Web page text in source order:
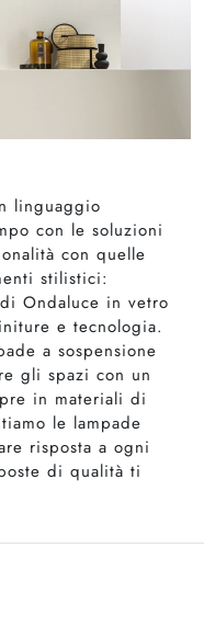
linguaggio
con le soluzioni
con quelle
stilistici:
Ondaluce in vetro
e tecnologia.
a sospensione
gli spazi con un
in materiali di
le lampade
risposta a ogni
di qualità ti